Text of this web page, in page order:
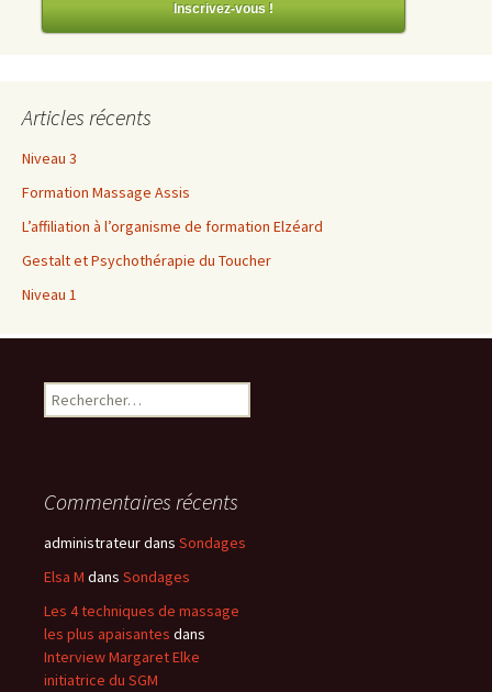
Inscrivez-vous !
Articles récents
Niveau 3
Formation Massage Assis
L’affiliation à l’organisme de formation Elzéard
Gestalt et Psychothérapie du Toucher
Niveau 1
Rechercher :
Commentaires récents
administrateurdans Sondages
Elsa M dans Sondages
Les 4 techniques de massage
les plus apaisantes dans
Interview Margaret Elke
initiatrice du SGM